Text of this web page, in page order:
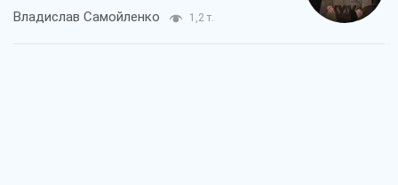
Владислав Самойленко 1,2 т.